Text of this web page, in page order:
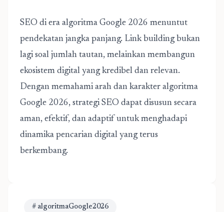
SEO di era algoritma Google 2026 menuntut
pendekatan jangka panjang. Link building bukan
lagi soal jumlah tautan, melainkan membangun
ekosistem digital yang kredibel dan relevan.
Dengan memahami arah dan karakter algoritma
Google 2026, strategi SEO dapat disusun secara
aman, efektif, dan adaptif untuk menghadapi
dinamika pencarian digital yang terus
berkembang.
# algoritmaGoogle2026